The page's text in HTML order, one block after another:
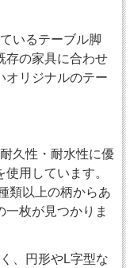
いるテーブル脚
存の家具に合わせ
オリジナルのテー
久性・耐水性に優
用しています。
類以上の柄からあ
一枚が見つかりま
、円形やL字型な